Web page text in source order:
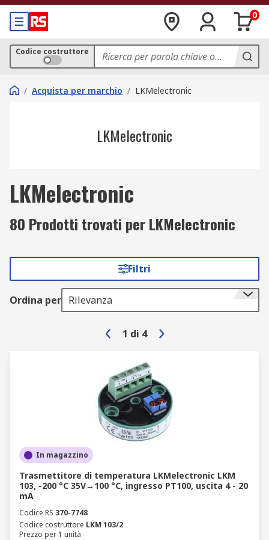
0
Codice costruttore
/ Acquista per marchio / LKMelectronic
LKMelectronic
LKMelectronic
80 Prodotti trovati per LKMelectronic
Filtri
Ordina per Rilevanza
1 di 4
In magazzino
Trasmettitore di temperatura LKMelectronic LKM
103, -200 °C 35V→100 °C, ingresso PT100, uscita 4 - 20
mA
Codice RS 370-7748
Codice costruttore LKM 103/2
Prezzo per 1 unità